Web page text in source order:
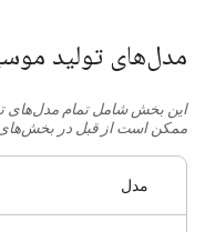
مدل‌های تولید
این بخش شامل تمام مدل‌های
ممکن است از قبل در
مدل